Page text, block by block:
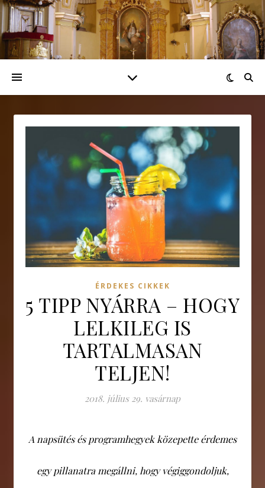
ÉRDEKES CIKKEK
5 TIPP NYÁRRA – HOGY
LELKILEG IS
TARTALMASAN
TELJEN!
2018. július 29. vasárnap
A napsütés és programhegyek közepette érdemes
egy pillanatra megállni, hogy végiggondoljuk,